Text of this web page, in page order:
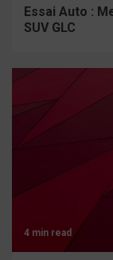
Essai Auto :
SUV GLC
4 min read